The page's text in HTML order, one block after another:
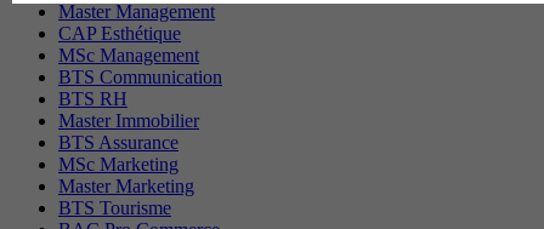
Master Management
CAP Esthétique
MSc Management
BTS Communication
BTS RH
Master Immobilier
BTS Assurance
MSc Marketing
Master Marketing
BTS Tourisme